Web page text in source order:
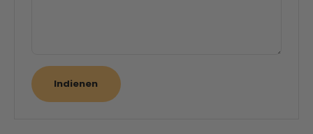
Indienen